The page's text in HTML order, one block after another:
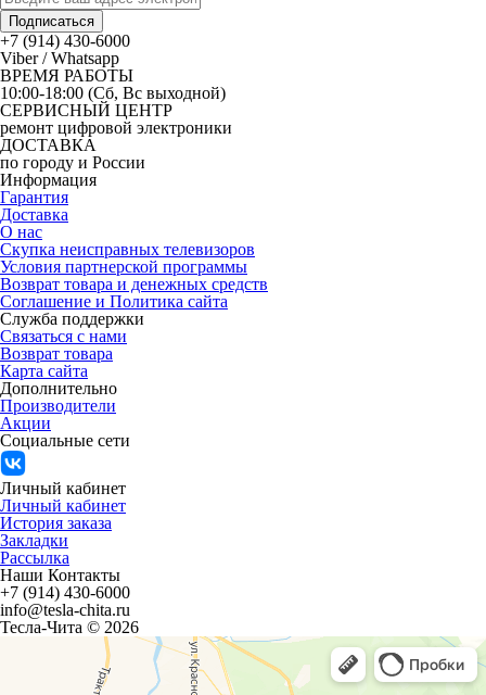
Подписаться
+7 (914) 430-6000
Viber / Whatsapp
ВРЕМЯ РАБОТЫ
10:00-18:00 (Сб, Вс выходной)
СЕРВИСНЫЙ ЦЕНТР
ремонт цифровой электроники
ДОСТАВКА
по городу и России
Информация
Гарантия
Доставка
О нас
Скупка неисправных телевизоров
Условия партнерской программы
Возврат товара и денежных средств
Соглашение и Политика сайта
Служба поддержки
Связаться с нами
Возврат товара
Карта сайта
Дополнительно
Производители
Акции
Социальные сети
Личный кабинет
Личный кабинет
История заказа
Закладки
Рассылка
Наши Контакты
+7 (914) 430-6000
info@tesla-chita.ru
Тесла-Чита © 2026